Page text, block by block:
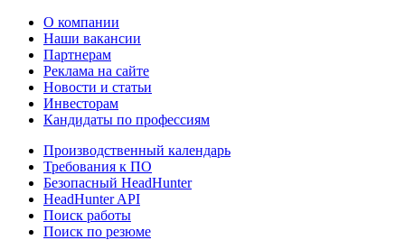
О компании
Наши вакансии
Партнерам
Реклама на сайте
Новости и статьи
Инвесторам
Кандидаты по профессиям
Производственный календарь
Требования к ПО
Безопасный HeadHunter
HeadHunter API
Поиск работы
Поиск по резюме